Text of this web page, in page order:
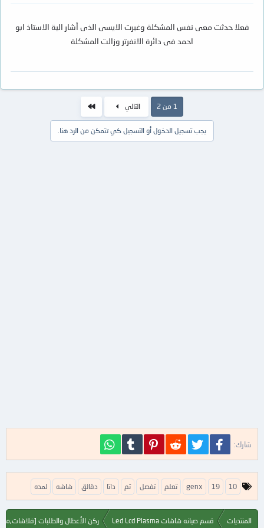
فعلا حدثت معى نفس المشكلة وغيرت الايسى الذى أشار الية الاستاذ ابو
احمد فى دائرة الانفرتر وزالت المشكلة
1 من 2 التالي
يجب تسجيل الدخول أو التسجيل كي تتمكن من الرد هنا.
شارك: فيسبوك تويتر Reddit
Pinterest
Tumblr
ا
ل
م
10
19
genx تعلم تفصل ثم داتا دقائق شاشه لمده
المنتديات قسم صيانه شاشات Led Lcd Plasma ركن الأعطال والطلبات